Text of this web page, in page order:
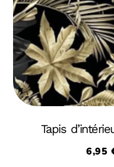
Tapis
6,95